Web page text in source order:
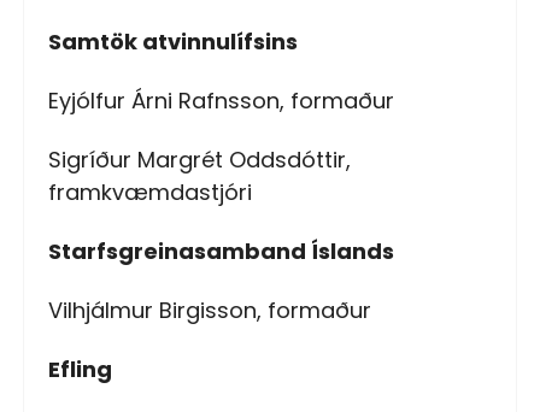
Samtök atvinnulífsins
Eyjólfur Árni Rafnsson, formaður
Sigríður Margrét Oddsdóttir,
framkvæmdastjóri
Starfsgreinasamband Íslands
Vilhjálmur Birgisson, formaður
Efling